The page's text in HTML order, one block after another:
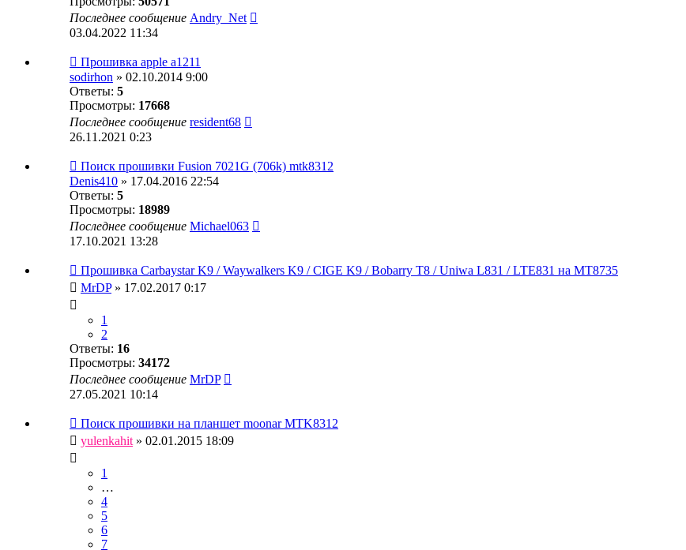
Последнее сообщение Andry_Net
03.04.2022 11:34
Прошивка apple a1211
sodirhon » 02.10.2014 9:00
Ответы: 5
Просмотры: 17668
Последнее сообщение resident68
26.11.2021 0:23
Поиск прошивки Fusion 7021G (706k) mtk8312
Denis410 » 17.04.2016 22:54
Ответы: 5
Просмотры: 18989
Последнее сообщение Michael063
17.10.2021 13:28
Прошивка Carbaystar K9 / Waywalkers K9 / CIGE K9 / Bobarry T8 / Uniwa L831 / LTE831 на MT8735
MrDP» 17.02.2017 0:17
1
2
Ответы: 16
Просмотры: 34172
Последнее сообщение MrDP
27.05.2021 10:14
Поиск прошивки на планшет moonar MTK8312
yulenkahit» 02.01.2015 18:09
1
…
4
5
6
7